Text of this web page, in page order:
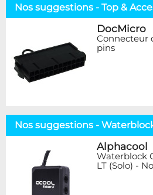
Nos suggestions - Top &
DocMicro
Connecteur
pins
Nos suggestions -
Alphacool
Waterblock
LT (Solo) -